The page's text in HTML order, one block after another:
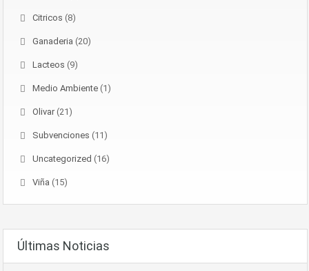
Citricos (8)
Ganaderia (20)
Lacteos (9)
Medio Ambiente (1)
Olivar(21)
Subvenciones (11)
Uncategorized (16)
Viña (15)
Últimas Noticias